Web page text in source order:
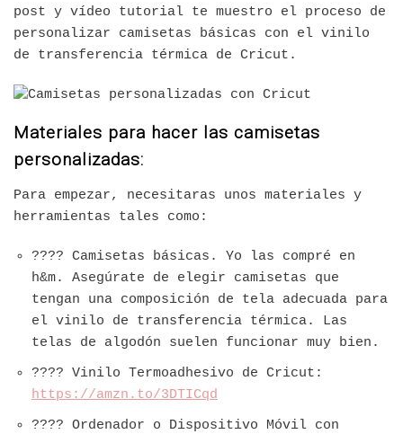
post y vídeo tutorial te muestro el proceso de
personalizar camisetas básicas con el vinilo
de transferencia térmica de Cricut.
Materiales para hacer las camisetas
personalizadas:
Para empezar, necesitaras unos materiales y
herramientas tales como:
???? Camisetas básicas. Yo las compré en
h&m. Asegúrate de elegir camisetas que
tengan una composición de tela adecuada para
el vinilo de transferencia térmica. Las
telas de algodón suelen funcionar muy bien.
???? Vinilo Termoadhesivo de Cricut:
https://amzn.to/3DTICqd
???? Ordenador o Dispositivo Móvil con